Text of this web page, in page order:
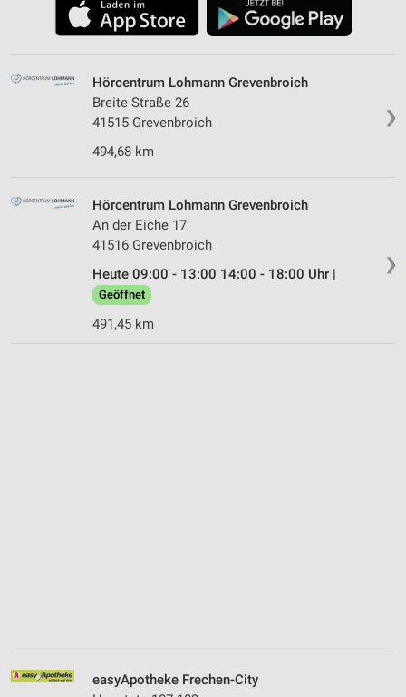
❯
Hörcentrum Lohmann Grevenbroich
Breite Straße 26
41515 Grevenbroich
494,68 km
❯
Hörcentrum Lohmann Grevenbroich
An der Eiche 17
41516 Grevenbroich
Heute 09:00 - 13:00 14:00 - 18:00 Uhr |
Geöffnet
491,45 km
easyApotheke Frechen-City